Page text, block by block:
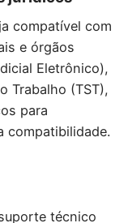
compatível com
e órgãos
Eletrônico),
Trabalho (TST),
para
compatibilidade.
técnico